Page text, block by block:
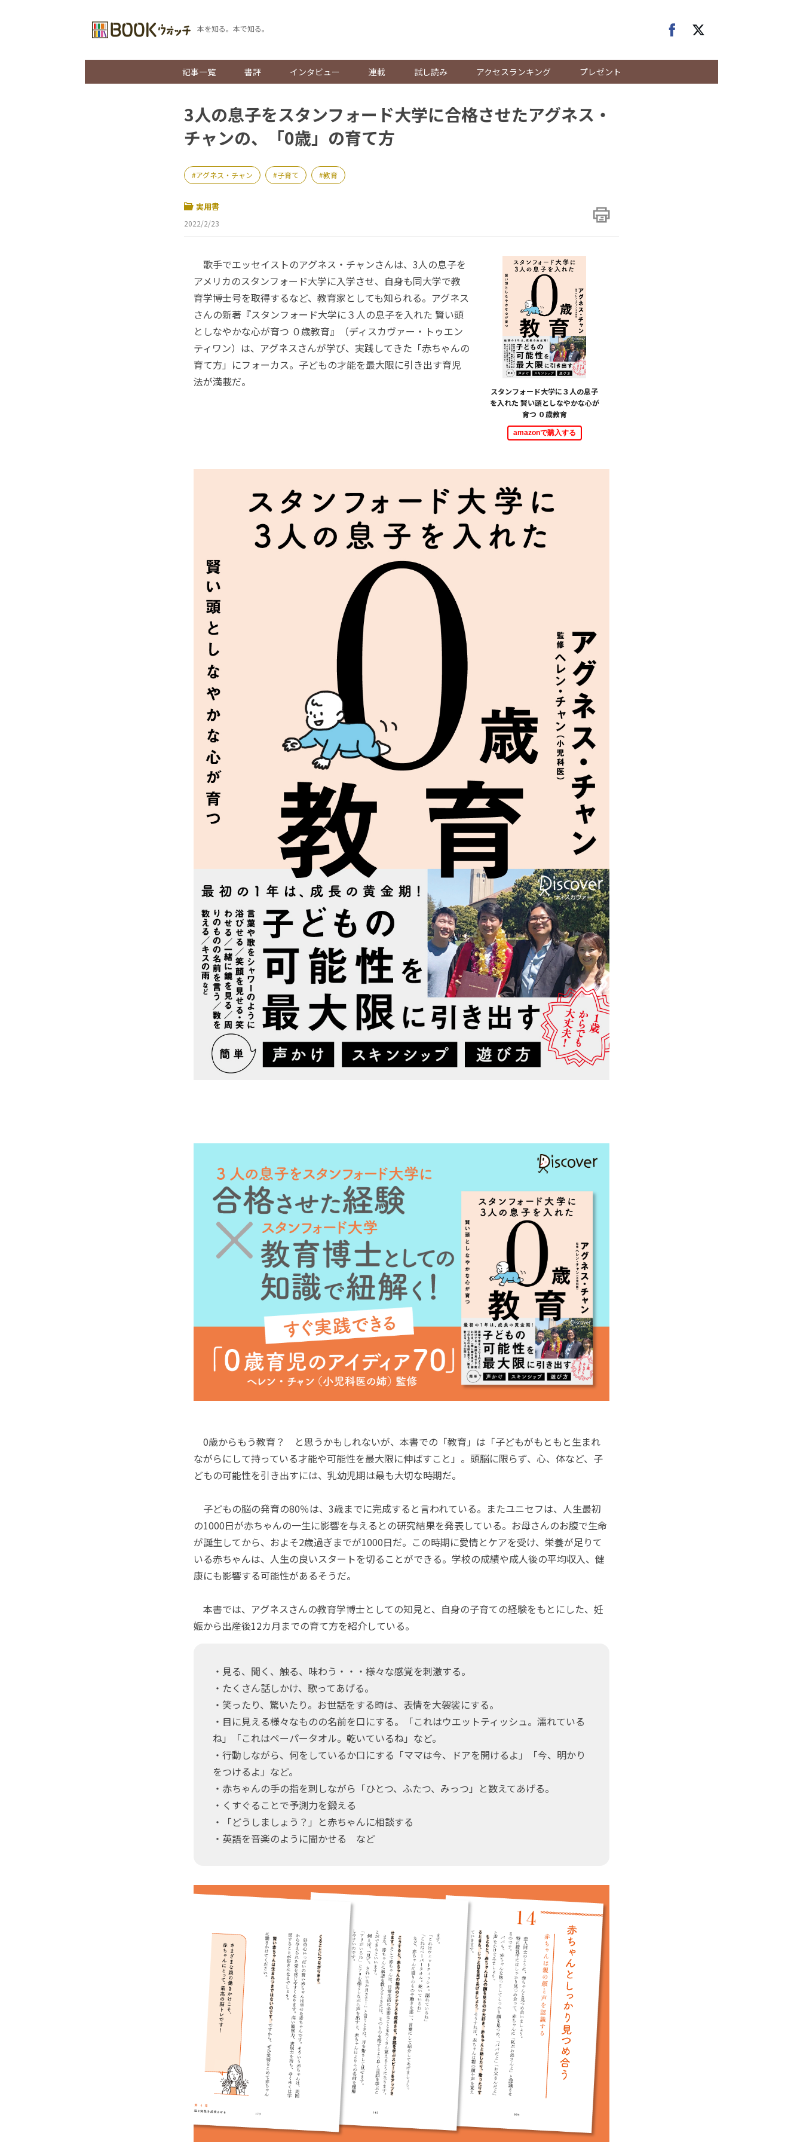
本を知る。本で知る。
記事一覧 書評 インタビュー 連載 試し読み アクセスランキング プレゼント
3人の息子をスタンフォード大学に合格させたアグネス・
チャンの、「0歳」の育て方
アグネス・チャン 子育て 教育
実用書
2022/2/23
スタンフォード大学に３人の息子
を入れた 賢い頭としなやかな心が
育つ ０歳教育
amazonで購入する
歌手でエッセイストのアグネス・チャンさんは、3人の息子を
アメリカのスタンフォード大学に入学させ、自身も同大学で教
育学博士号を取得するなど、教育家としても知られる。アグネス
さんの新著『スタンフォード大学に３人の息子を入れた 賢い頭
としなやかな心が育つ ０歳教育』（ディスカヴァー・トゥエン
ティワン）は、アグネスさんが学び、実践してきた「赤ちゃんの
育て方」にフォーカス。子どもの才能を最大限に引き出す育児
法が満載だ。
0歳からもう教育？ と思うかもしれないが、本書での「教育」は「子どもがもともと生まれ
ながらにして持っている才能や可能性を最大限に伸ばすこと」。頭脳に限らず、心、体など、子
どもの可能性を引き出すには、乳幼児期は最も大切な時期だ。
子どもの脳の発育の80％は、3歳までに完成すると言われている。またユニセフは、人生最初
の1000日が赤ちゃんの一生に影響を与えるとの研究結果を発表している。お母さんのお腹で生命
が誕生してから、およそ2歳過ぎまでが1000日だ。この時期に愛情とケアを受け、栄養が足りて
いる赤ちゃんは、人生の良いスタートを切ることができる。学校の成績や成人後の平均収入、健
康にも影響する可能性があるそうだ。
本書では、アグネスさんの教育学博士としての知見と、自身の子育ての経験をもとにした、妊
娠から出産後12カ月までの育て方を紹介している。
・見る、聞く、触る、味わう・・・様々な感覚を刺激する。
・たくさん話しかけ、歌ってあげる。
・笑ったり、驚いたり。お世話をする時は、表情を大袈裟にする。
・目に見える様々なものの名前を口にする。「これはウエットティッシュ。濡れている
ね」「これはペーパータオル。乾いているね」など。
・行動しながら、何をしているか口にする「ママは今、ドアを開けるよ」「今、明かり
をつけるよ」など。
・赤ちゃんの手の指を刺しながら「ひとつ、ふたつ、みっつ」と数えてあげる。
・くすぐることで予測力を鍛える
・「どうしましょう？」と赤ちゃんに相談する
・英語を音楽のように聞かせる など